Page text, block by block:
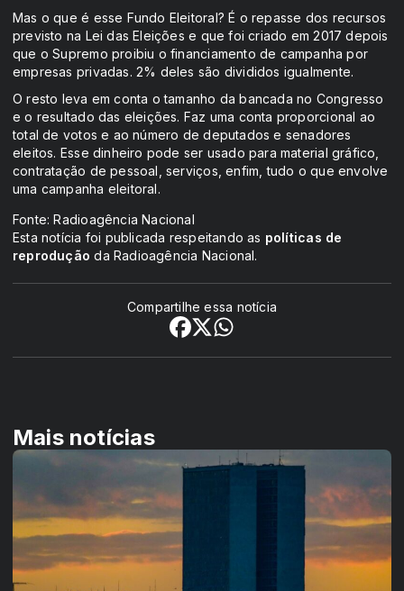
Mas o que é esse Fundo Eleitoral? É o repasse dos recursos
previsto na Lei das Eleições e que foi criado em 2017 depois
que o Supremo proibiu o financiamento de campanha por
empresas privadas. 2% deles são divididos igualmente.
O resto leva em conta o tamanho da bancada no Congresso
e o resultado das eleições. Faz uma conta proporcional ao
total de votos e ao número de deputados e senadores
eleitos. Esse dinheiro pode ser usado para material gráfico,
contratação de pessoal, serviços, enfim, tudo o que envolve
uma campanha eleitoral.
Fonte: Radioagência Nacional
Esta notícia foi publicada respeitando as políticas de
reprodução da Radioagência Nacional.
Compartilhe essa notícia
Mais notícias